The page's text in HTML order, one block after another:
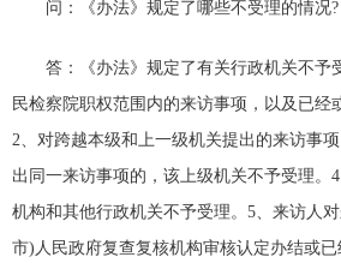
问：《办法》规定了哪些不受理的情况?
答：《办法》规定了有关行政机关不予受
民检察院职权范围内的来访事项，以及已
2、对跨越本级和上一级机关提出的来访事
出同一来访事项的，该上级机关不予受理
机构和其他行政机关不予受理。5、来访人
市)人民政府复查复核机构审核认定办结或